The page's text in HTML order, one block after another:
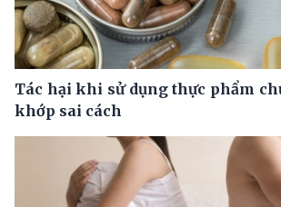
Tác hại khi sử dụng thực phẩm
khớp sai cách